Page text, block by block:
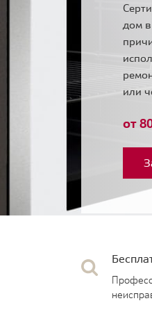
дом в
или
от